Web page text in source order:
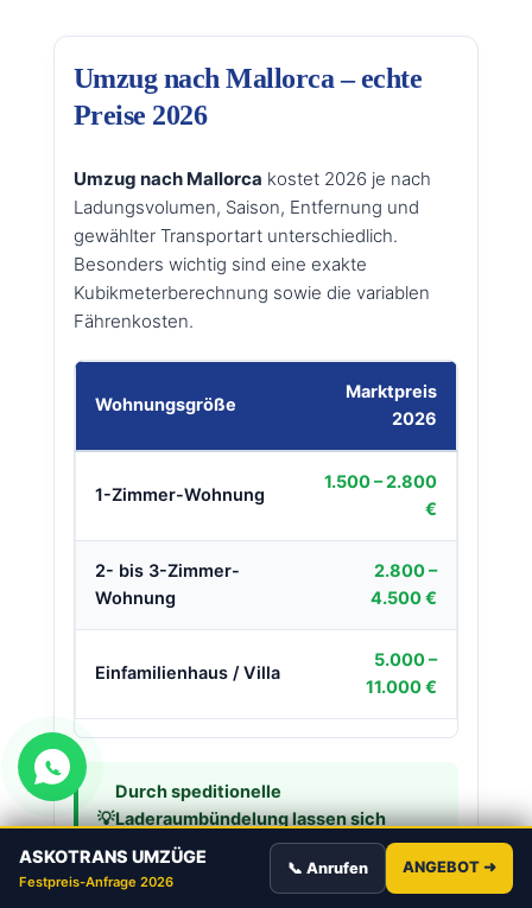
ASKOTRANS UMZÜGE
Festpreis-Anfrage 2026
📞 Anrufen ANGEBOT ➜
Umzug nach Mallorca – echte
Preise 2026
Umzug nach Mallorca kostet 2026 je nach
Ladungsvolumen, Saison, Entfernung und
gewählter Transportart unterschiedlich.
Besonders wichtig sind eine exakte
Kubikmeterberechnung sowie die variablen
Fährenkosten.
Wohnungsgröße
Marktpreis
2026
1-Zimmer-Wohnung
1.500 – 2.800
€
2- bis 3-Zimmer-
Wohnung
2.800 –
4.500 €
Einfamilienhaus / Villa
5.000 –
11.000 €
💡
Durch speditionelle
Laderaumbündelung lassen sich
häufig 30 % der Kosten einsparen.